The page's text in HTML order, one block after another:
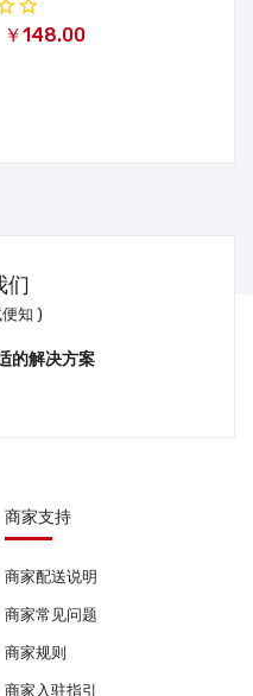
￥148.00
们
知 )
的解决方案
商家支持
商家配送说明
商家常见问题
商家规则
商家入驻指引